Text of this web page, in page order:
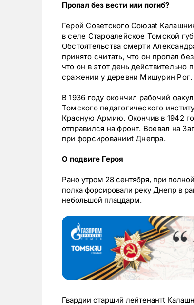
Пропал без вести или погиб?
Герой Советского Союзаt
в селе Староалейское Томской
Обстоятельства смерти
принято считать, что он пропал
что он в этот день
сражении у деревни Мишурин Рог.
В 1936 году окончил рабочий
Томского педагогического
Красную Армию. Окончив в 1942
отправился на фронт. Воевал на
при форсированииt Днепра.
О подвиге Героя
Рано утром 28 сентября, при
полка форсировали реку Днепр в
небольшой плацдарм.
Гвардии старший лейтенантt